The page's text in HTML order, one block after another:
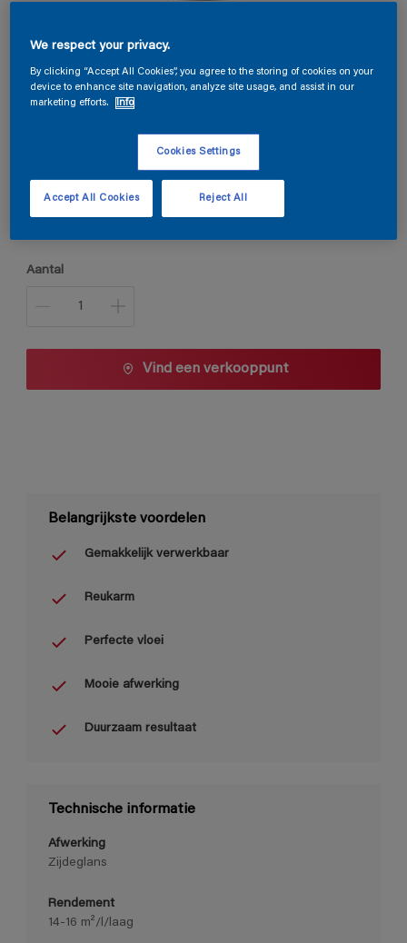
Permaline PU Satin
0,5 L 1 L
Aantal
Vind een verkooppunt
Belangrijkste voordelen
Gemakkelijk verwerkbaar
Reukarm
Perfecte vloei
Mooie afwerking
Duurzaam resultaat
Technische informatie
Afwerking
Zijdeglans
Rendement
14-16 m²/l/laag
We respect your privacy.
By clicking “Accept All Cookies”, you agree to the storing of cookies on your
device to enhance site navigation, analyze site usage, and assist in our
marketing efforts.
Info
Cookies Settings
Reject All
Accept All Cookies